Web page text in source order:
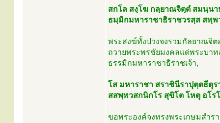
สกโล สงฺโฆ กลฺยาณจิตฺตํ สมนฺน
ธมฺมิกมหาราชาธิราชวรสฺส สพฺพ
พระสงฆ์ทั้งปวงจงรวมกัลยาณจิ
ถวายพระพรชัยมงคลแด่พระบา
ธรรมิกมหาราชาธิราชเจ้า,
โส มหาราชา สราชินีราปุตฺตธีตุร
สสพฺพวสกนิกโร สุขิโต โหตุ อโร
ขอพระองค์จงทรงพระเกษมสำร